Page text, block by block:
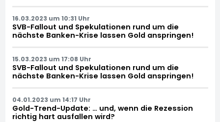
16.03.2023 um 10:31 Uhr
SVB-Fallout und Spekulationen rund um die
nächste Banken-Krise lassen Gold anspringen!
15.03.2023 um 17:08 Uhr
SVB-Fallout und Spekulationen rund um die
nächste Banken-Krise lassen Gold anspringen!
04.01.2023 um 14:17 Uhr
Gold-Trend-Update: … und, wenn die Rezession
richtig hart ausfallen wird?